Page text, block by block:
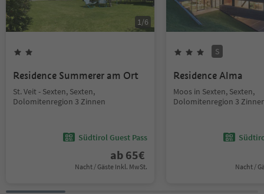
1/6
Residence Summerer am Ort
St. Veit - Sexten, Sexten,
Dolomitenregion 3 Zinnen
Südtirol Guest Pass
ab 65€
Nacht / Gäste Inkl. MwSt.
S
Residence Alma
Moos in Sexten, Sexten,
Dolomitenregion 3
Nacht /